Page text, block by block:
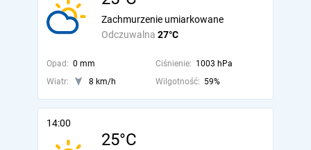
Odczuwalna 27°C
Zachmurzenie umiarkowane
Opad: 0 mm Ciśnienie: 1003 hPa
Wiatr:
8 km/h Wilgotność: 59%
14:00
25°C